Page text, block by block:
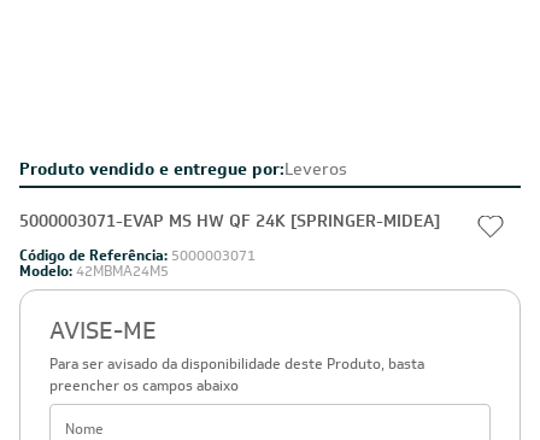
Produto vendido e entregue por:Leveros
5000003071-EVAP MS HW QF 24K [SPRINGER-MIDEA]
Código de Referência: 5000003071
Modelo:42MBMA24M5
AVISE-ME
Para ser avisado da disponibilidade deste Produto, basta
preencher os campos abaixo